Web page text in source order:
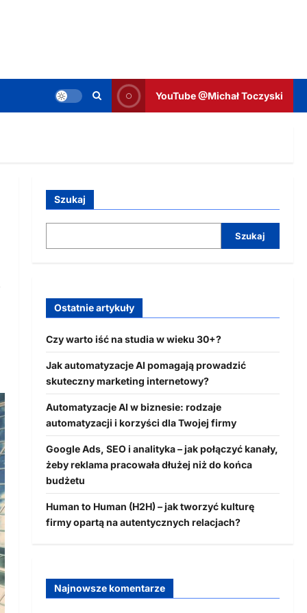
YouTube @Michał Toczyski
Szukaj
Szukaj
Ostatnie artykuły
Czy warto iść na studia w wieku 30+?
Jak automatyzacje AI pomagają prowadzić
skuteczny marketing internetowy?
Automatyzacje AI w biznesie: rodzaje
automatyzacji i korzyści dla Twojej firmy
Google Ads, SEO i analityka – jak połączyć kanały,
żeby reklama pracowała dłużej niż do końca
budżetu
Human to Human (H2H) – jak tworzyć kulturę
firmy opartą na autentycznych relacjach?
Najnowsze komentarze